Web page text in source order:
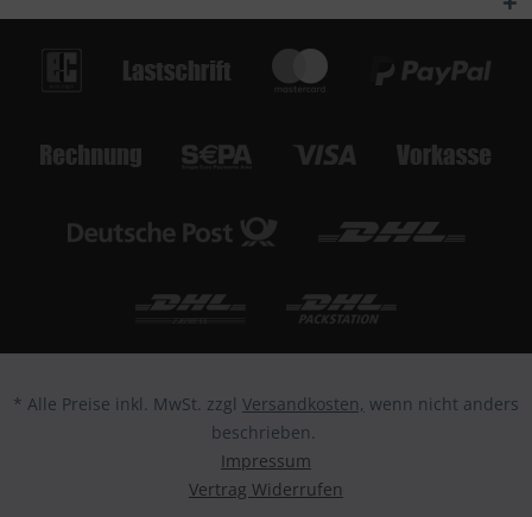
* Alle Preise inkl. MwSt. zzgl Versandkosten, wenn nicht anders
beschrieben.
Impressum
Vertrag Widerrufen